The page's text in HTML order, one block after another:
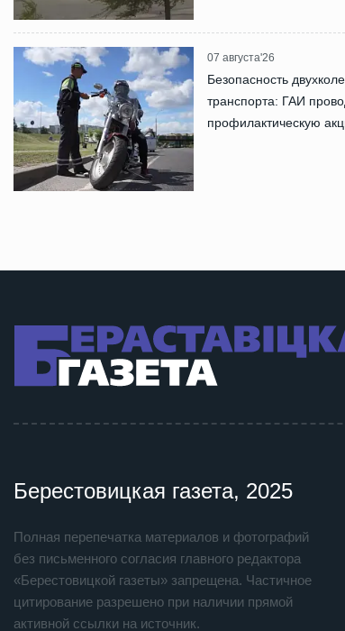
07 августа'26
Безопасность
транспорта: ГАИ
профилактическую
Берестовицкая газета, 2025
Полная перепечатка материалов и фотографий
без письменного согласия главного редактора
«Берестовицкой газеты» запрещена. Частичное
цитирование разрешено при наличии прямой
активной ссылки на источник.